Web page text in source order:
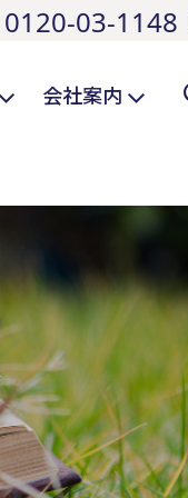
0120-03-1148
会社案内